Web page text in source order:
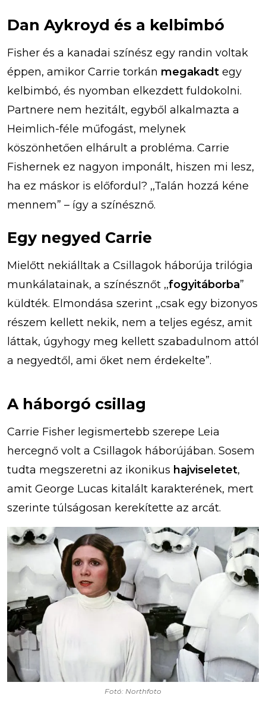
Dan Aykroyd és a kelbimbó
Fisher és a kanadai színész egy randin voltak
éppen, amikor Carrie torkán megakadt egy
kelbimbó, és nyomban elkezdett fuldokolni.
Partnere nem hezitált, egyből alkalmazta a
Heimlich-féle műfogást, melynek
köszönhetően elhárult a probléma. Carrie
Fishernek ez nagyon imponált, hiszen mi lesz,
ha ez máskor is előfordul? ,,Talán hozzá kéne
mennem” – így a színésznő.
Egy negyed Carrie
Mielőtt nekiálltak a Csillagok háborúja trilógia
munkálatainak, a színésznőt ,,fogyitáborba”
küldték. Elmondása szerint ,,csak egy bizonyos
részem kellett nekik, nem a teljes egész, amit
láttak, úgyhogy meg kellett szabadulnom attól
a negyedtől, ami őket nem érdekelte”.
A háborgó csillag
Carrie Fisher legismertebb szerepe Leia
hercegnő volt a Csillagok háborújában. Sosem
tudta megszeretni az ikonikus hajviseletet,
amit George Lucas kitalált karakterének, mert
szerinte túlságosan kerekítette az arcát.
Fotó: Northfoto